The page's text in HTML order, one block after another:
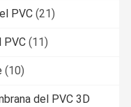
PVC (21)
PVC (11)
(10)
del PVC 3D